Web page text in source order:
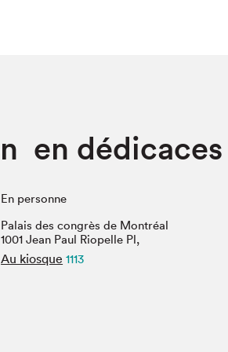
Hydro-Québec
Vidéos et
en dédicaces
En personne
Palais des congrès de Montréal
1001 Jean Paul Riopelle Pl,
Au kiosque 1113